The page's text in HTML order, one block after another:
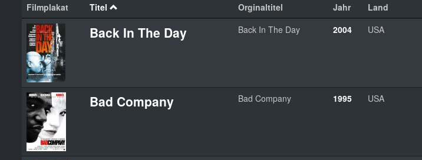
Filmplakat Titel Orginaltitel Jahr Land
Back In The Day Back In The Day 2004 USA
Bad Company Bad Company 1995 USA